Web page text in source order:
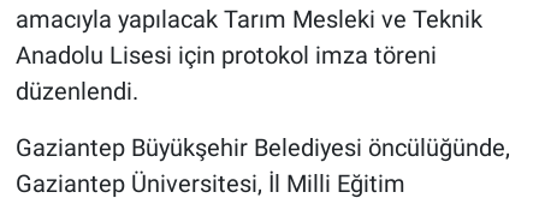
amacıyla yapılacak Tarım Mesleki ve Teknik
Anadolu Lisesi için protokol imza töreni
düzenlendi.
Gaziantep Büyükşehir Belediyesi öncülüğünde,
Gaziantep Üniversitesi, İl Milli Eğitim